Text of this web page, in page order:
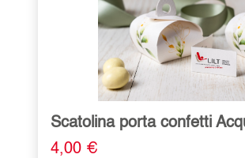
Scatolina porta confetti
4,00 €